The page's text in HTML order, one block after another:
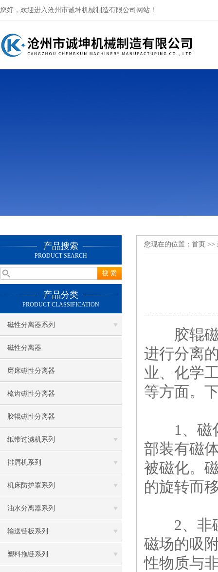
您好，欢迎进入沧州市诚坤机械制造有限公司网站！
产品搜索
PRODUCT SEARCH
产品分类
PRODUCT CLASSIFICATION
磁性分离器系列
磁性分离器
磨床磁性分离器
梳齿磁性分离器
胶辊磁性分离器
纸带过滤机系列
排屑机系列
机床防护罩系列
油水分离器系列
输送链板系列
塑料拖链系列
您现在的位置： 首页 >>
胶辊磁
进行分离
业、化学
等方面。
1、磁化
部装有磁
被磁化。
的旋转而
2、非磁
磁场的吸
性物质与